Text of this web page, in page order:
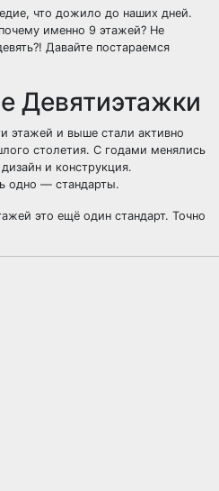
что дожило до наших дней.
именно 9 этажей? Не
Давайте постараемся
Девятиэтажки
этажей и выше стали активно
столетия. С годами менялись
и конструкция.
одно — стандарты.
это ещё один стандарт. Точно